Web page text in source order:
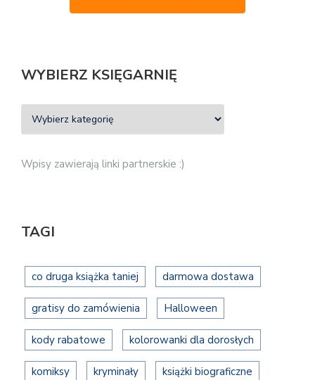
WYBIERZ KSIĘGARNIĘ
Wpisy zawierają linki partnerskie :)
TAGI
co druga książka taniej darmowa dostawa
gratisy do zamówienia Halloween
kody rabatowe kolorowanki dla dorosłych
komiksy kryminały książki biograficzne